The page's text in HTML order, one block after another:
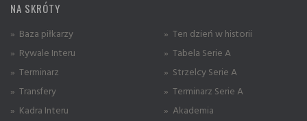
NA SKRÓTY
» Baza piłkarzy
» Rywale Interu
» Terminarz
» Transfery
» Kadra Interu
» Ten dzień w historii
» Tabela Serie A
» Strzelcy Serie A
» Terminarz Serie A
» Akademia